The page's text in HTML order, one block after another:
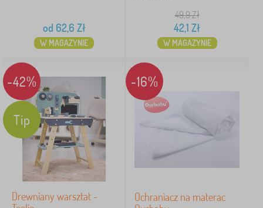
od 62,6 Zł
W MAGAZYNIE
49,9Zł
42,1 Zł
W MAGAZYNIE
-42%
Tip
Drewniany warsztat -
-16%
Ochraniacz na materac